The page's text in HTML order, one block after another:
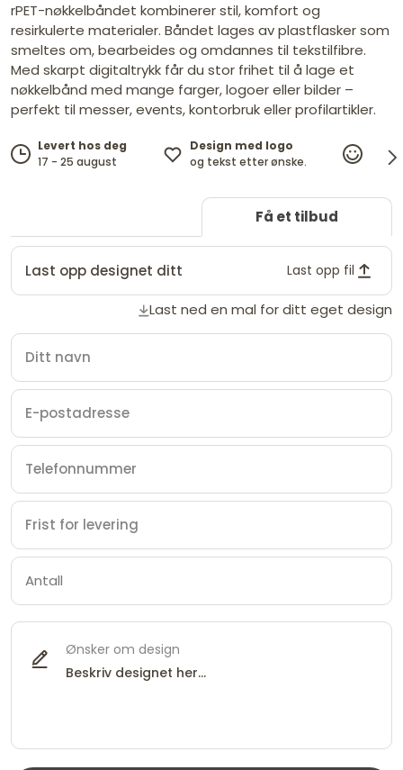
rPET-nøkkelbåndet kombinerer stil, komfort og
resirkulerte materialer. Båndet lages av plastflasker som
smeltes om, bearbeides og omdannes til tekstilfibre.
Med skarpt digitaltrykk får du stor frihet til å lage et
nøkkelbånd med mange farger, logoer eller bilder –
perfekt til messer, events, kontorbruk eller profilartikler.
Levert hos deg
17 - 25 august
Design med logo
og tekst etter ønske.
Få et tilbud
Last opp designet ditt Last opp fil
Last ned en mal for ditt eget design
Ønsker om design